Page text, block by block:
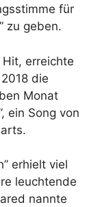
für
zu geben.
erreichte
die
Monat
ein Song von
erhielt viel
leuchtende
nannte